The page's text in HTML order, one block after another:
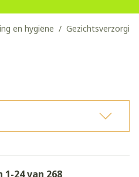
en hygiëne / Gezichtsverzorging
1-24van 268